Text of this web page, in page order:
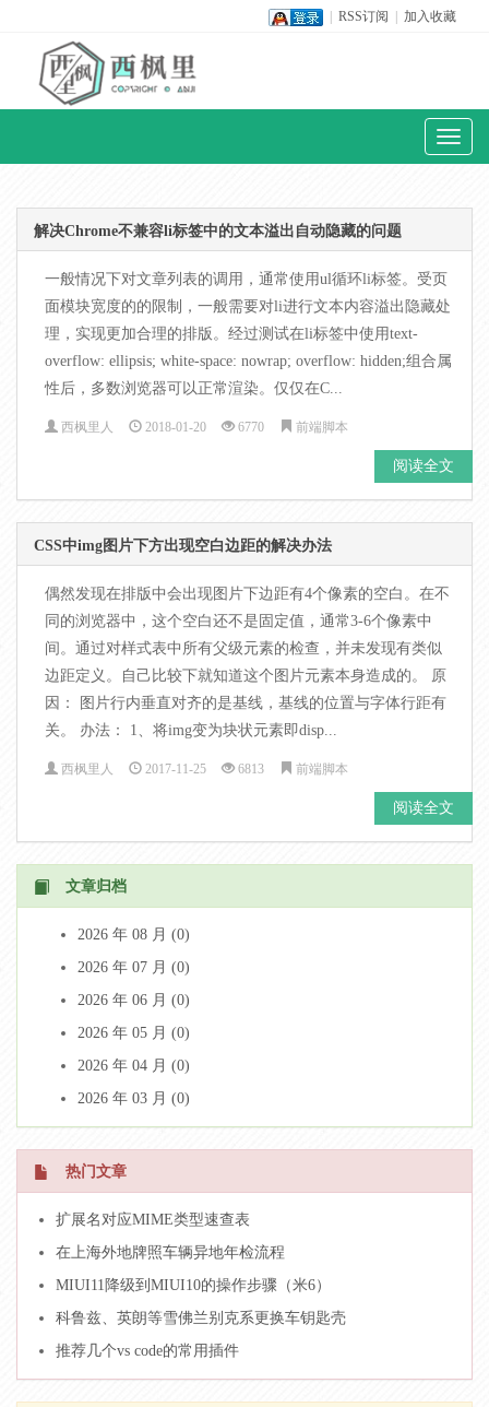
RSS订阅 加入收藏
Toggle
解决Chrome不兼容li标签中的文本溢出自动隐藏的问题
一般情况下对文章列表的调用，通常使用ul循环li标签。受页
面模块宽度的的限制，一般需要对li进行文本内容溢出隐藏处
理，实现更加合理的排版。经过测试在li标签中使用text-
overflow: ellipsis; white-space: nowrap; overflow: hidden;组合属
性后，多数浏览器可以正常渲染。仅仅在C...
西枫里人 2018-01-20 6770 前端脚本
阅读全文
CSS中img图片下方出现空白边距的解决办法
偶然发现在排版中会出现图片下边距有4个像素的空白。在不
同的浏览器中，这个空白还不是固定值，通常3-6个像素中
间。通过对样式表中所有父级元素的检查，并未发现有类似
边距定义。自己比较下就知道这个图片元素本身造成的。 原
因： 图片行内垂直对齐的是基线，基线的位置与字体行距有
关。 办法： 1、将img变为块状元素即disp...
西枫里人 2017-11-25 6813 前端脚本
阅读全文
文章归档
2026 年 08 月 (0)
2026 年 07 月 (0)
2026 年 06 月 (0)
2026 年 05 月 (0)
2026 年 04 月 (0)
2026 年 03 月 (0)
热门文章
扩展名对应MIME类型速查表
在上海外地牌照车辆异地年检流程
MIUI11降级到MIUI10的操作步骤（米6）
科鲁兹、英朗等雪佛兰别克系更换车钥匙壳
推荐几个vs code的常用插件